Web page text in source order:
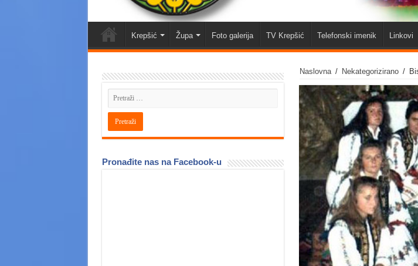
Krepšić Župa Foto galerija TV Krepšić Telefonski imenik Linkovi
Naslovna / Nekategorizirano /
Pronađite nas na Facebook-u